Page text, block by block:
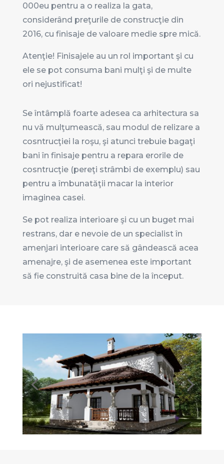
000eu pentru a o realiza la gata,
considerând preţurile de construcţie din
2016, cu finisaje de valoare medie spre mică.
Atenţie! Finisajele au un rol important şi cu
ele se pot consuma bani mulţi şi de multe
ori nejustificat!
Se întâmplă foarte adesea ca arhitectura sa
nu vă mulţumească, sau modul de relizare a
cosntrucţiei la roşu, şi atunci trebuie bagaţi
bani în finisaje pentru a repara erorile de
cosntrucţie (pereţi strâmbi de exemplu) sau
pentru a îmbunatăţii macar la interior
imaginea casei.
Se pot realiza interioare şi cu un buget mai
restrans, dar e nevoie de un specialist în
amenjari interioare care să gândească acea
amenajre, şi de asemenea este important
să fie construită casa bine de la început.